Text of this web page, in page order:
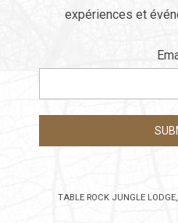
expériences et
TABLE ROCK JUNGLE